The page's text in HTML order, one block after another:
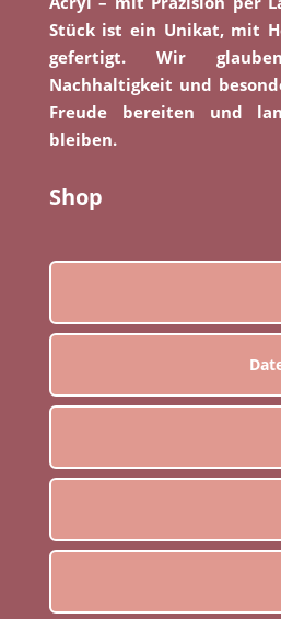
Stück ist ein Unikat, mit
gefertigt. Wir
Nachhaltigkeit und
Freude bereiten und
bleiben.
Shop